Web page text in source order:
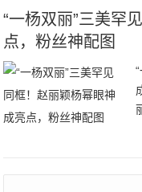
“一杨双丽”三美罕
点，粉丝神配图